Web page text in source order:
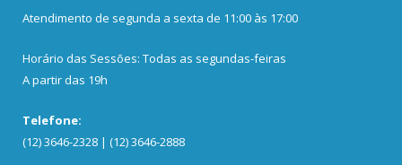
Atendimento de segunda a sexta de 11:00 às 17:00
Horário das Sessões: Todas as segundas-feiras
A partir das 19h
Telefone:
(12) 3646-2328 | (12) 3646-2888